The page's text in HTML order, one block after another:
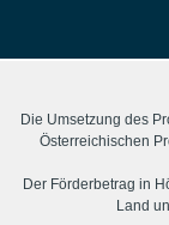
Die Umsetzung des
Österreichischen
Der Förderbetrag in
Land